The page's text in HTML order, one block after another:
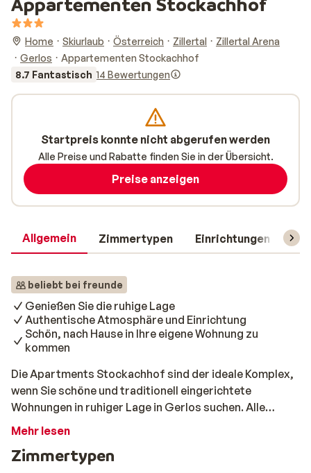
Home Skiurlaub Österreich Zillertal
Zillertal Arena
Gerlos
Appartementen Stockachhof
8.7 Fantastisch 14 Bewertungen
Allgemein Zimmertypen Einrichtungen
beliebt bei freunde
Genießen Sie die ruhige Lage
Authentische Atmosphäre und Einrichtung
Schön, nach Hause in Ihre eigene Wohnung zu
kommen
Die Apartments Stockachhof sind der ideale Komplex,
wenn Sie schöne und traditionell eingerichtete
Wohnungen in ruhiger Lage in Gerlos suchen. Alle
Apartments verfügen über eine eigene Küche und 1 oder
Gerlos liegt 600 m entfernt und eine Skibushaltestelle
Mehr lesen
Zimmertypen
Startpreis konnte nicht abgerufen werden
Alle Preise und Rabatte finden Sie in der Übersicht.
Preise anzeigen